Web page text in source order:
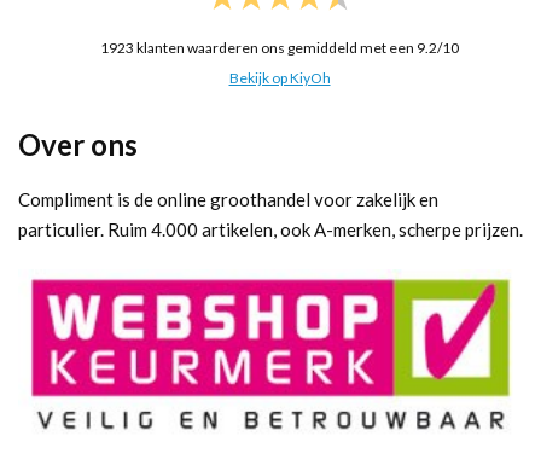
1923 klanten waarderen ons gemiddeld met een 9.2/10
Bekijk op KiyOh
Over ons
Compliment is de online groothandel voor zakelijk en
particulier. Ruim 4.000 artikelen, ook A-merken, scherpe prijzen.